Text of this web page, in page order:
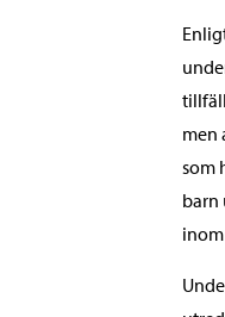
men
som
barn